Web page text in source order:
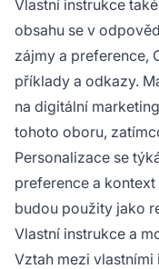
Vlastní instrukce
obsahu se v
zájmy a preference,
příklady a odkazy.
na digitální
tohoto oboru,
Personalizace se
preference a
budou použity jako
Vlastní instrukce a
Vztah mezi